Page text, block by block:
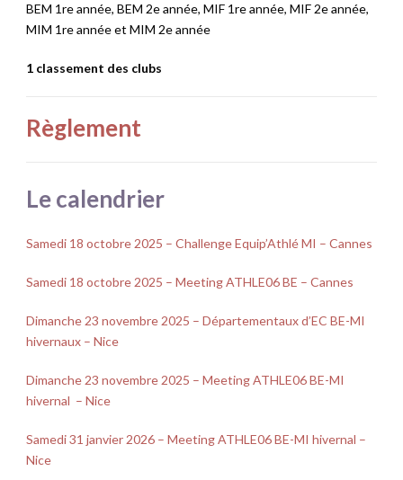
BEM 1re année, BEM 2e année, MIF 1re année, MIF 2e année,
MIM 1re année et MIM 2e année
1 classement des clubs
Règlement
Le calendrier
Samedi 18 octobre 2025 – Challenge Equip’Athlé MI – Cannes
Samedi 18 octobre 2025 – Meeting ATHLE06 BE – Cannes
Dimanche 23 novembre 2025 – Départementaux d’EC BE-MI
hivernaux – Nice
Dimanche 23 novembre 2025 – Meeting ATHLE06 BE-MI
hivernal – Nice
Samedi 31 janvier 2026 – Meeting ATHLE06 BE-MI hivernal –
Nice